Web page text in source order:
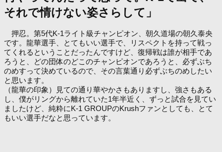
それで情けない姿さらして」
押忍。第5代K-1ライト級チャンピオン、朝久道場の朝久泰央
です。龍華選手、とてもいい選手で、リスペクトを持って戦っ
てくれるということだったんですけど、復帰戦は誰が相手であ
ろうと、どの団体のどこのチャンピオンであろうと、必ずぶち
のめすって決めているので、その言葉通り必ずぶちのめしたい
と思います。
（龍華の印象）見ての通り華やかさもありますし、強さもある
し、僕がリングから離れていた1年半近く、ずっと試合を見てい
ましたけど、純粋にK-1 GROUPのKrushファンとしても、とて
もいい選手だなと思っています。